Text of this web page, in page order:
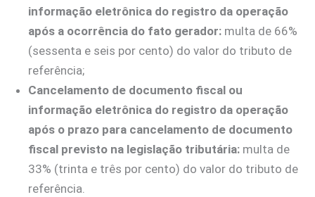
informação eletrônica do registro da operação
após a ocorrência do fato gerador: multa de 66%
(sessenta e seis por cento) do valor do tributo de
referência;
Cancelamento de documento fiscal ou
informação eletrônica do registro da operação
após o prazo para cancelamento de documento
fiscal previsto na legislação tributária: multa de
33% (trinta e três por cento) do valor do tributo de
referência.